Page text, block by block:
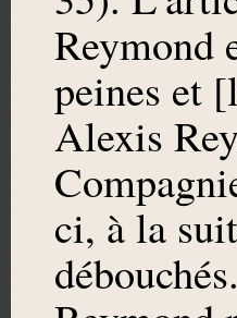
Reymond
peines et
Alexis
ci, à la